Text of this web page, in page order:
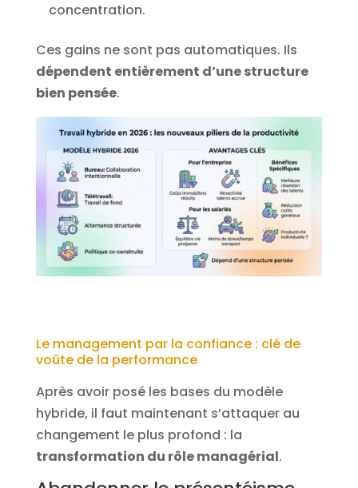
concentration.
Ces gains ne sont pas automatiques. Ils
dépendent entièrement d’une structure
bien pensée.
Le management par la confiance : clé de
voûte de la performance
Après avoir posé les bases du modèle
hybride, il faut maintenant s’attaquer au
changement le plus profond : la
transformation du rôle managérial.